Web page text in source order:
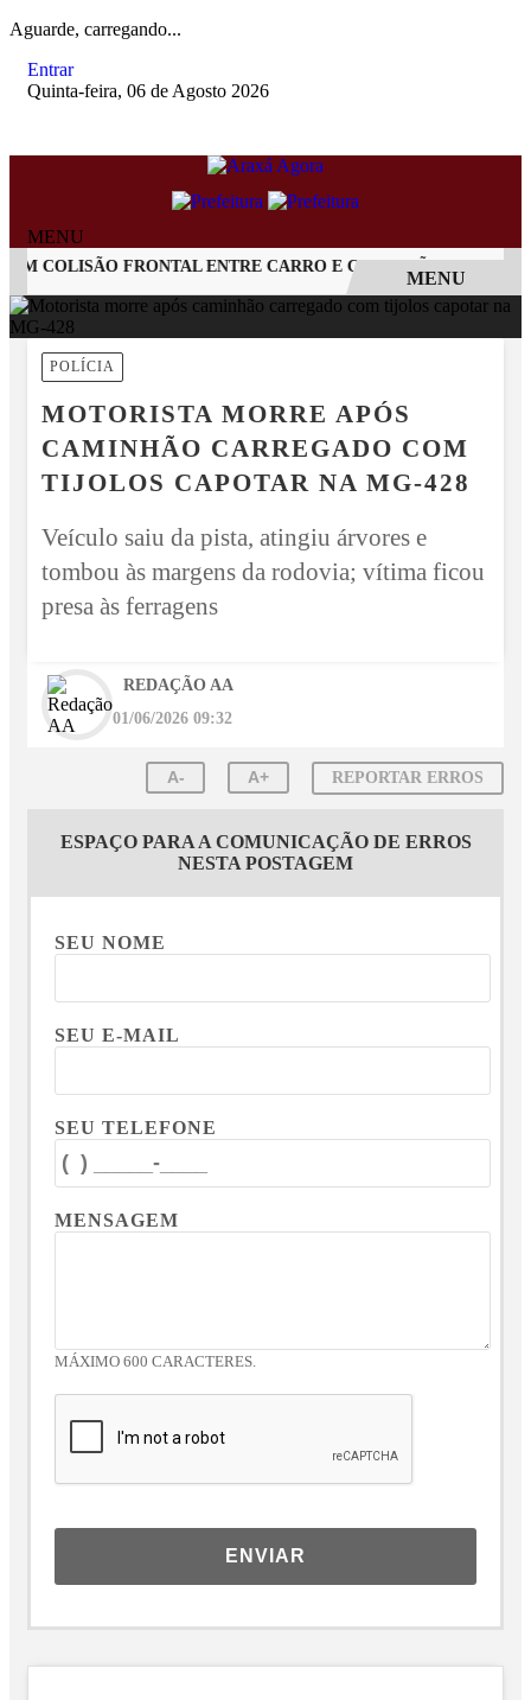
Aguarde, carregando...
Entrar
Quinta-feira, 06 de Agosto 2026
MENU
COLISÃO FRONTAL ENTRE CARRO E CAMINHÃO NA BR-262
MENU
POLÍCIA
MOTORISTA MORRE APÓS
CAMINHÃO CARREGADO COM
TIJOLOS CAPOTAR NA MG-428
Veículo saiu da pista, atingiu árvores e
tombou às margens da rodovia; vítima ficou
presa às ferragens
REDAÇÃO AA
01/06/2026 09:32
A- A+ REPORTAR ERROS
ESPAÇO PARA A COMUNICAÇÃO DE ERROS
NESTA POSTAGEM
SEU NOME
SEU E-MAIL
SEU TELEFONE
MENSAGEM
MÁXIMO 600 CARACTERES.
ENVIAR